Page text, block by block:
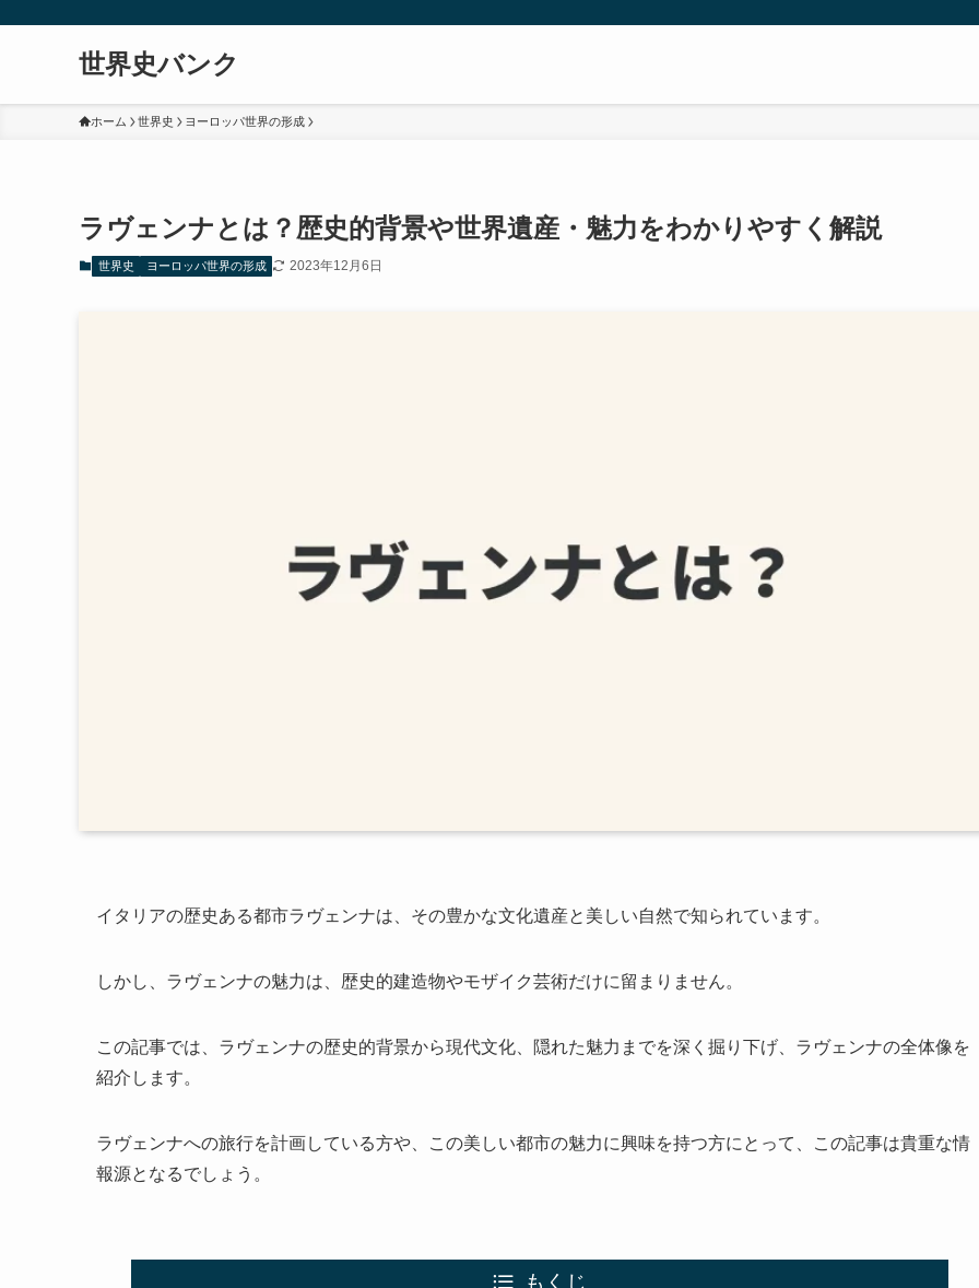
世界史バンク
ホーム 世界史 ヨーロッパ世界の形成
ラヴェンナとは？歴史的背景や世界遺産・魅力をわかりやすく解説
世界史 ヨーロッパ世界の形成 2023年12月6日
イタリアの歴史ある都市ラヴェンナは、その豊かな文化遺産と美しい自然で知られています。
しかし、ラヴェンナの魅力は、歴史的建造物やモザイク芸術だけに留まりません。
この記事では、ラヴェンナの歴史的背景から現代文化、隠れた魅力までを深く掘り下げ、ラヴェンナの全体像を
紹介します。
ラヴェンナへの旅行を計画している方や、この美しい都市の魅力に興味を持つ方にとって、この記事は貴重な情
報源となるでしょう。
もくじ